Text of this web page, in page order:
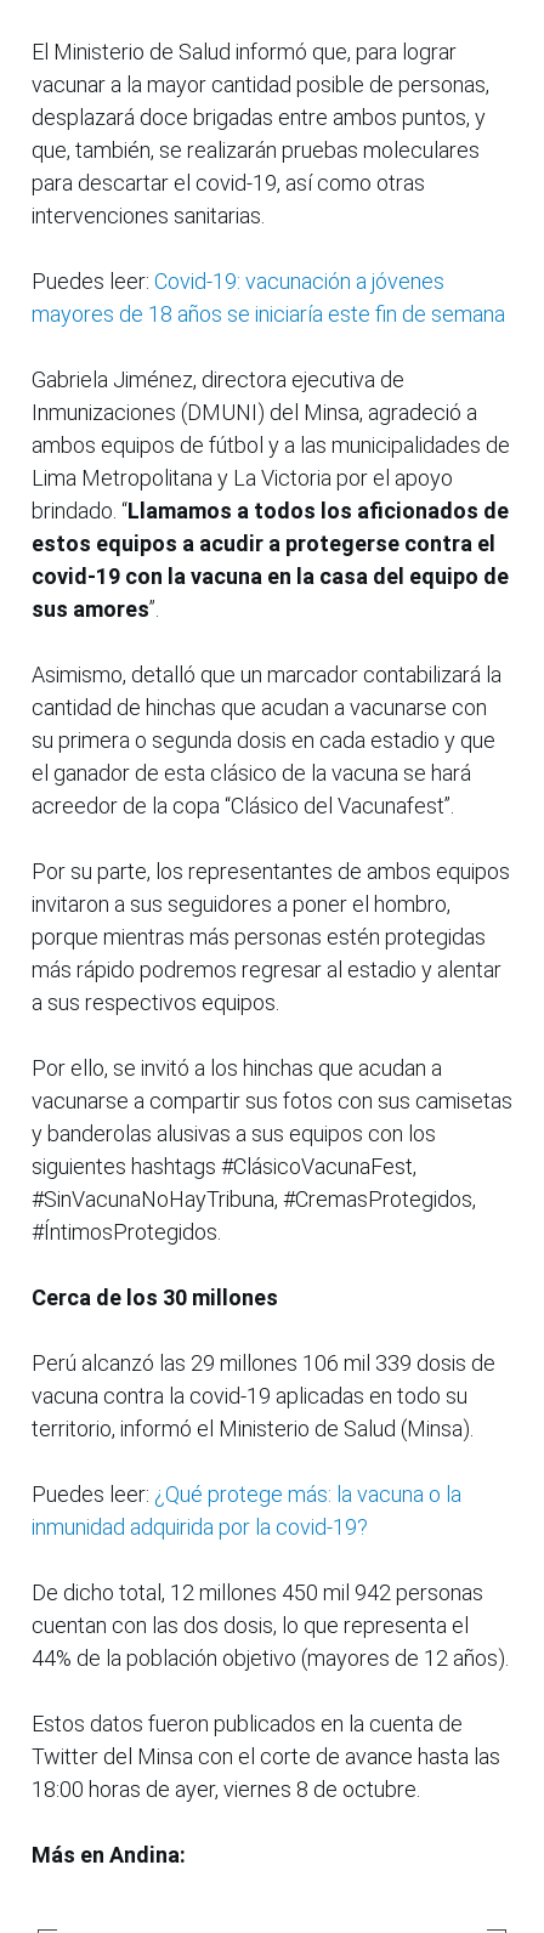
El Ministerio de Salud informó que, para lograr
vacunar a la mayor cantidad posible de personas,
desplazará doce brigadas entre ambos puntos, y
que, también, se realizarán pruebas moleculares
para descartar el covid-19, así como otras
intervenciones sanitarias.
Puedes leer: Covid-19: vacunación a jóvenes
mayores de 18 años se iniciaría este fin de semana
Gabriela Jiménez, directora ejecutiva de
Inmunizaciones (DMUNI) del Minsa, agradeció a
ambos equipos de fútbol y a las municipalidades de
Lima Metropolitana y La Victoria por el apoyo
brindado. “Llamamos a todos los aficionados de
estos equipos a acudir a protegerse contra el
covid-19 con la vacuna en la casa del equipo de
sus amores”.
Asimismo, detalló que un marcador contabilizará la
cantidad de hinchas que acudan a vacunarse con
su primera o segunda dosis en cada estadio y que
el ganador de esta clásico de la vacuna se hará
acreedor de la copa “Clásico del Vacunafest”.
Por su parte, los representantes de ambos equipos
invitaron a sus seguidores a poner el hombro,
porque mientras más personas estén protegidas
más rápido podremos regresar al estadio y alentar
a sus respectivos equipos.
Por ello, se invitó a los hinchas que acudan a
vacunarse a compartir sus fotos con sus camisetas
y banderolas alusivas a sus equipos con los
siguientes hashtags #ClásicoVacunaFest,
#SinVacunaNoHayTribuna, #CremasProtegidos,
#ÍntimosProtegidos.
Cerca de los 30 millones
Perú alcanzó las 29 millones 106 mil 339 dosis de
vacuna contra la covid-19 aplicadas en todo su
territorio, informó el Ministerio de Salud (Minsa).
Puedes leer: ¿Qué protege más: la vacuna o la
inmunidad adquirida por la covid-19?
De dicho total, 12 millones 450 mil 942 personas
cuentan con las dos dosis, lo que representa el
44% de la población objetivo (mayores de 12 años).
Estos datos fueron publicados en la cuenta de
Twitter del Minsa con el corte de avance hasta las
18:00 horas de ayer, viernes 8 de octubre.
Más en Andina: